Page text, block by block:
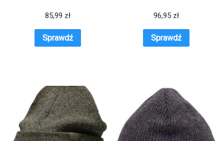
85,99 zł
Sprawdź
96,95 zł
Sprawdź